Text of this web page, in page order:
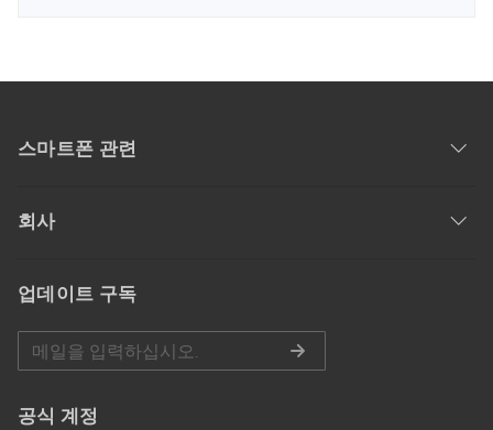
스마트폰 관련
회사
업데이트 구독
공식 계정